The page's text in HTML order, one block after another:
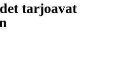
tarjoavat